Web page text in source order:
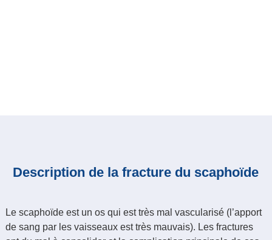
Description de la fracture du scaphoïde
Le scaphoïde est un os qui est très mal vascularisé (l’apport
de sang par les vaisseaux est très mauvais). Les fractures